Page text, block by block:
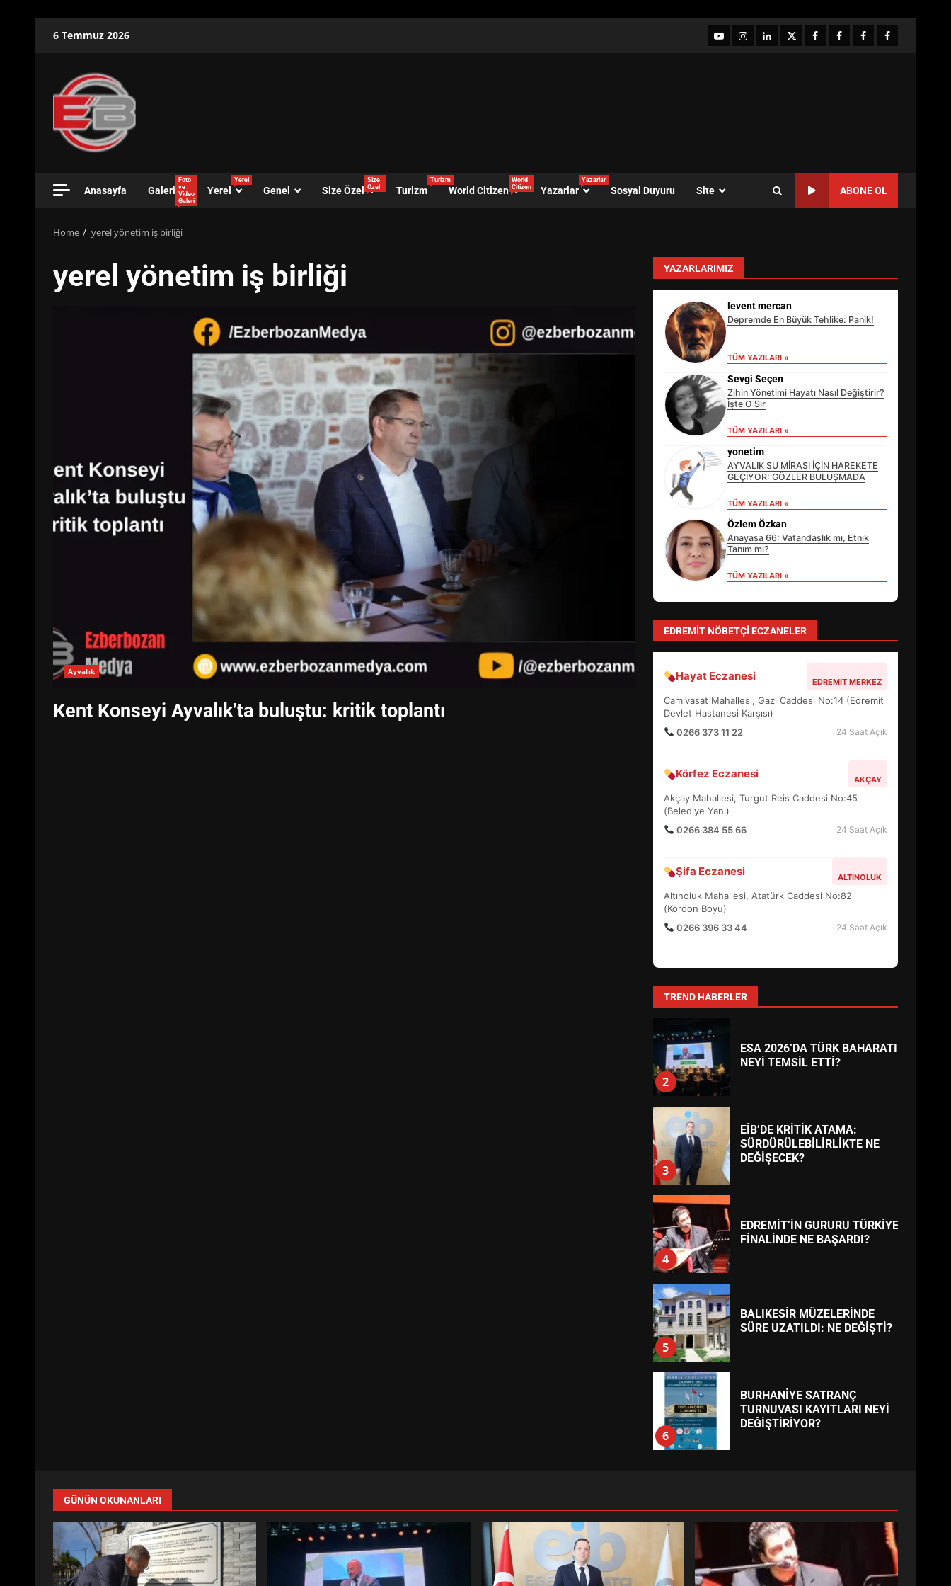
6 Temmuz 2026 YouTubeInstagram
LinkedIntwitterfacebook-Facebook-
Facebook-Facebook-
Anasayfa Galeri
Foto
ve
Video
Galeri
Yerel
Yerel
Genel Size Özel
Size
Özel
Turizm
Turizm
World Citizen
World
Citizen
Yazarlar
Yazarlar
Sosyal Duyuru Site ABONE OL
Home yerel yönetim iş birliği
yerel yönetim iş birliği
Ayvalık
Kent Konseyi Ayvalık’ta buluştu: kritik toplantı
YAZARLARIMIZ
levent mercan
Depremde En Büyük Tehlike: Panik!
TÜM YAZILARI »
Sevgi Seçen
Zihin Yönetimi Hayatı Nasıl Değiştirir?
İşte O Sır
TÜM YAZILARI »
yonetim
AYVALIK SU MİRASI İÇİN HAREKETE
GEÇİYOR: GÖZLER BULUŞMADA
TÜM YAZILARI »
Özlem Özkan
Anayasa 66: Vatandaşlık mı, Etnik
Tanım mı?
TÜM YAZILARI »
EDREMIT NÖBETÇI ECZANELER
Hayat Eczanesi EDREMIT MERKEZ
Camivasat Mahallesi, Gazi Caddesi No:14 (Edremit
Devlet Hastanesi Karşısı)
0266 373 11 22
24 Saat Açık
Körfez Eczanesi AKÇAY
Akçay Mahallesi, Turgut Reis Caddesi No:45
(Belediye Yanı)
0266 384 55 66
24 Saat Açık
Şifa Eczanesi ALTINOLUK
Altınoluk Mahallesi, Atatürk Caddesi No:82
(Kordon Boyu)
0266 396 33 44
24 Saat Açık
TREND HABERLER
3
EİB’DE KRİTİK ATAMA:
SÜRDÜRÜLEBİLİRLİKTE NE
DEĞİŞECEK?
4
EDREMİT’İN GURURU TÜRKİYE
FİNALİNDE NE BAŞARDI?
5
BALIKESİR MÜZELERİNDE
SÜRE UZATILDI: NE DEĞİŞTİ?
6
BURHANİYE SATRANÇ
DEĞİŞTİRİYOR?
7
BURHANİYE
BELEDİYESPOR’DA YENİ
YÖNETİM NASIL ŞEKİLLENDİ?
1
HAREKETE GEÇİYOR: GÖZLER
2
ESA 2026’DA TÜRK BAHARATI
NEYİ TEMSİL ETTİ?
3
EİB’DE KRİTİK ATAMA:
SÜRDÜRÜLEBİLİRLİKTE NE
DEĞİŞECEK?
4
EDREMİT’İN GURURU TÜRKİYE
FİNALİNDE NE BAŞARDI?
5
BALIKESİR MÜZELERİNDE
SÜRE UZATILDI: NE DEĞİŞTİ?
6
BURHANİYE SATRANÇ
TURNUVASI KAYITLARI NEYİ
DEĞİŞTİRİYOR?
7
YÖNETİM NASIL ŞEKİLLENDİ?
AYVALIK SU MİRASI İÇİN
GÜNÜN OKUNANLARI